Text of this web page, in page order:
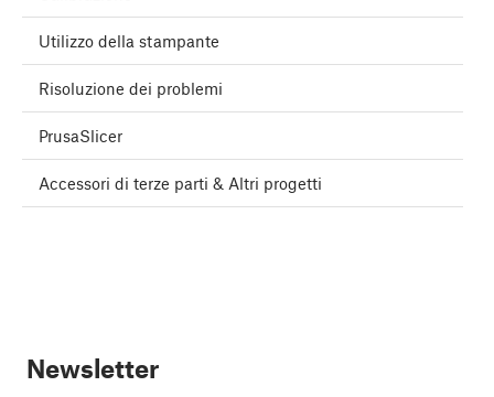
Utilizzo della stampante
Risoluzione dei problemi
PrusaSlicer
Accessori di terze parti & Altri progetti
Newsletter